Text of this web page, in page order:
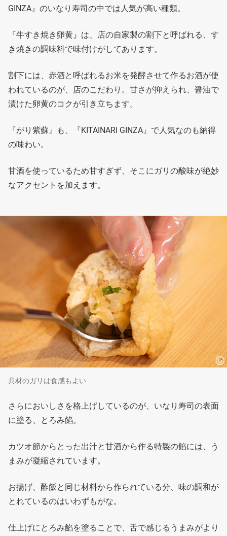
GINZA』のいなり寿司の中では人気が高い種類。
『牛すき焼き卵黄』は、店の自家製の割下と呼ばれる、す
き焼きの調味料で味付けがしてあります。
割下には、赤酒と呼ばれるお米を発酵させて作るお酒が使
われているのが、店のこだわり。甘さが抑えられ、醤油で
漬けた卵黄のコクが引き立ちます。
『がり紫蘇』も、『KITAINARI GINZA』で人気なのも納得
の味わい。
甘酒を使っているため甘すぎず、そこにガリの酸味が絶妙
なアクセントを加えます。
具材のガリは食感もよい
さらにおいしさを格上げしているのが、いなり寿司の表面
に塗る、とろみ餡。
カツオ節からとった出汁と甘酒から作る特製の餡には、う
まみが凝縮されています。
お揚げ、酢飯と同じ材料から作られている分、味の調和が
とれているのはいわずもがな。
仕上げにとろみ餡を塗ることで、舌で感じるうまみがより